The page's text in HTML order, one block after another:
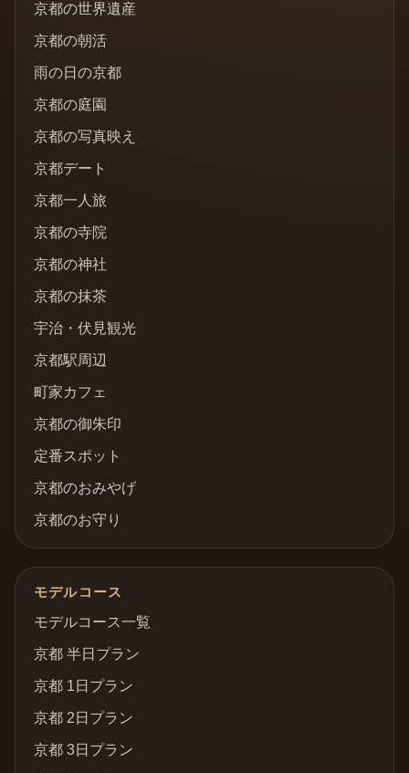
京都の世界遺産
京都の朝活
雨の日の京都
京都の庭園
京都の写真映え
京都デート
京都一人旅
京都の寺院
京都の神社
京都の抹茶
宇治・伏見観光
京都駅周辺
町家カフェ
京都の御朱印
定番スポット
京都のおみやげ
京都のお守り
モデルコース
モデルコース一覧
京都 半日プラン
京都 1日プラン
京都 2日プラン
京都 3日プラン